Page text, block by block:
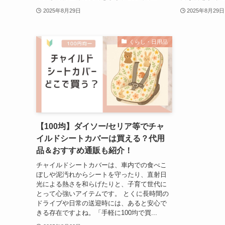
2025年8月29日 2025年8月29日
くらし・日用品
【100均】ダイソー/セリア等でチャ
イルドシートカバーは買える？代用
品＆おすすめ通販も紹介！
チャイルドシートカバーは、車内での食べこ
ぼしや泥汚れからシートを守ったり、直射日
光による熱さを和らげたりと、子育て世代に
とって心強いアイテムです。 とくに長時間の
ドライブや日常の送迎時には、あると安心で
きる存在ですよね。「手軽に100均で買...